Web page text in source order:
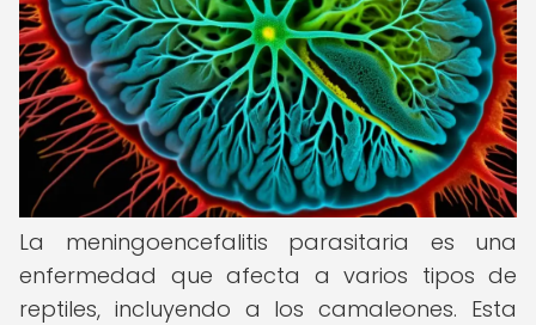
La meningoencefalitis parasitaria es una
enfermedad que afecta a varios tipos de
reptiles, incluyendo a los camaleones. Esta